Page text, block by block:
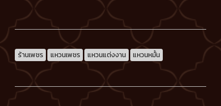
ร้านเพชร แหวนเพชร แหวนแต่งงาน แหวนหมั้น